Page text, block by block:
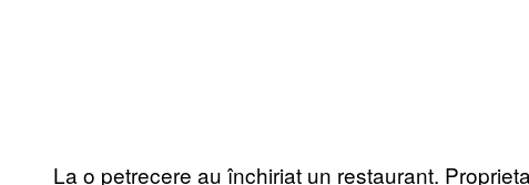
La o petrecere au închiriat un restaurant.